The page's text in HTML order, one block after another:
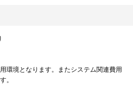
環境となります。またシステム関連費用
。